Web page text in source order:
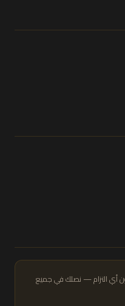
أي التزام — نصلك في جميع